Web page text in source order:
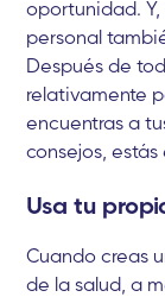
oportunidad.
personal
Después de
relativamente
encuentras a
consejos,
Usa tu
Cuando creas
de la salud, a